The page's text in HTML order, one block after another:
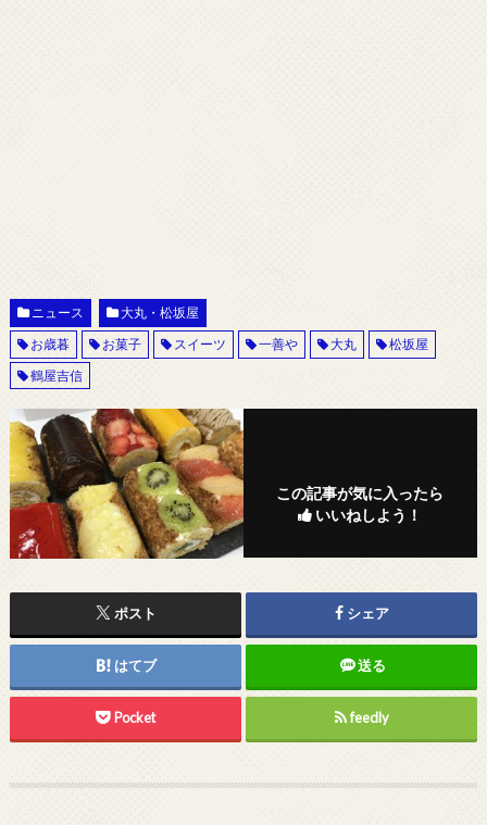
ニュース
大丸・松坂屋
お歳暮
お菓子 スイーツ 一善や 大丸
松坂屋
鶴屋吉信
この記事が気に入ったら
いいねしよう！
ポスト シェア
はてブ 送る
Pocket feedly